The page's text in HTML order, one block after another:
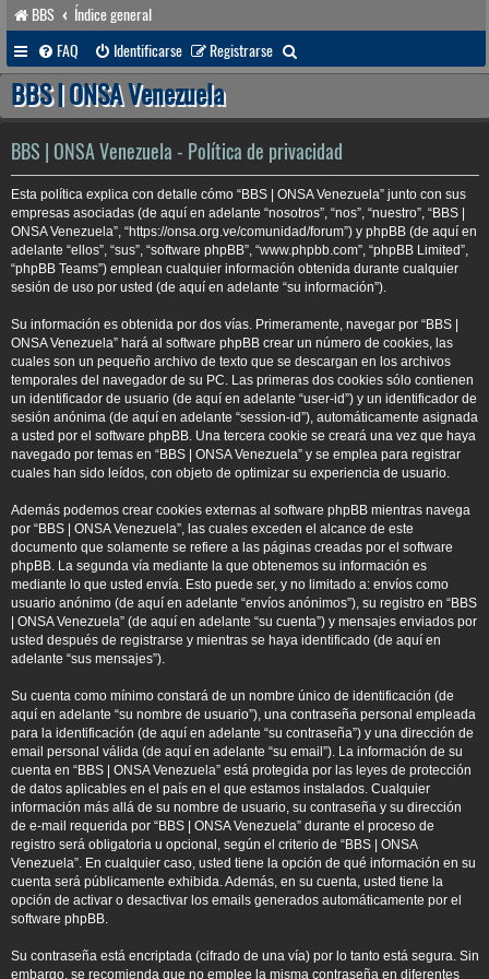
BBS
Índice general
FAQ
Identificarse Registrarse
u
a
r
BBS | ONSA Venezuela
BBS | ONSA Venezuela - Política de privacidad
Esta política explica con detalle cómo “BBS | ONSA Venezuela” junto con sus
empresas asociadas (de aquí en adelante “nosotros”, “nos”, “nuestro”, “BBS |
ONSA Venezuela”, “https://onsa.org.ve/comunidad/forum”) y phpBB (de aquí en
adelante “ellos”, “sus”, “software phpBB”, “www.phpbb.com”, “phpBB Limited”,
“phpBB Teams”) emplean cualquier información obtenida durante cualquier
sesión de uso por usted (de aquí en adelante “su información”).
Su información es obtenida por dos vías. Primeramente, navegar por “BBS |
ONSA Venezuela” hará al software phpBB crear un número de cookies, las
cuales son un pequeño archivo de texto que se descargan en los archivos
temporales del navegador de su PC. Las primeras dos cookies sólo contienen
un identificador de usuario (de aquí en adelante “user-id”) y un identificador de
sesión anónima (de aquí en adelante “session-id”), automáticamente asignada
a usted por el software phpBB. Una tercera cookie se creará una vez que haya
navegado por temas en “BBS | ONSA Venezuela” y se emplea para registrar
cuales han sido leídos, con objeto de optimizar su experiencia de usuario.
Además podemos crear cookies externas al software phpBB mientras navega
por “BBS | ONSA Venezuela”, las cuales exceden el alcance de este
documento que solamente se refiere a las páginas creadas por el software
phpBB. La segunda vía mediante la que obtenemos su información es
mediante lo que usted envía. Esto puede ser, y no limitado a: envíos como
usuario anónimo (de aquí en adelante “envíos anónimos”), su registro en “BBS
| ONSA Venezuela” (de aquí en adelante “su cuenta”) y mensajes enviados por
usted después de registrarse y mientras se haya identificado (de aquí en
adelante “sus mensajes”).
Su cuenta como mínimo constará de un nombre único de identificación (de
aquí en adelante “su nombre de usuario”), una contraseña personal empleada
para la identificación (de aquí en adelante “su contraseña”) y una dirección de
email personal válida (de aquí en adelante “su email”). La información de su
cuenta en “BBS | ONSA Venezuela” está protegida por las leyes de protección
de datos aplicables en el país en el que estamos instalados. Cualquier
información más allá de su nombre de usuario, su contraseña y su dirección
de e-mail requerida por “BBS | ONSA Venezuela” durante el proceso de
registro será obligatoria u opcional, según el criterio de “BBS | ONSA
Venezuela”. En cualquier caso, usted tiene la opción de qué información en su
cuenta será públicamente exhibida. Además, en su cuenta, usted tiene la
opción de activar o desactivar los emails generados automáticamente por el
software phpBB.
Su contraseña está encriptada (cifrado de una vía) por lo tanto está segura. Sin
embargo, se recomienda que no emplee la misma contraseña en diferentes